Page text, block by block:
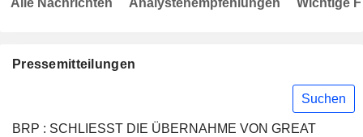
Pressemitteilungen
Suchen
BRP : SCHLIESST DIE ÜBERNAHME VON GREAT
Alle Nachrichten Analystenempfehlungen Wichtige